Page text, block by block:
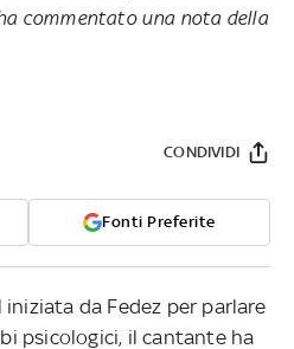
commentato una nota della
Fonti Preferite
CONDIVIDI
da Fedez per parlare
psicologici, il cantante ha